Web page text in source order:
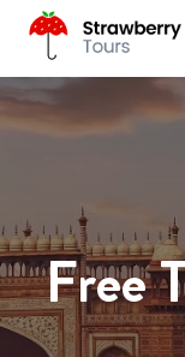
Free